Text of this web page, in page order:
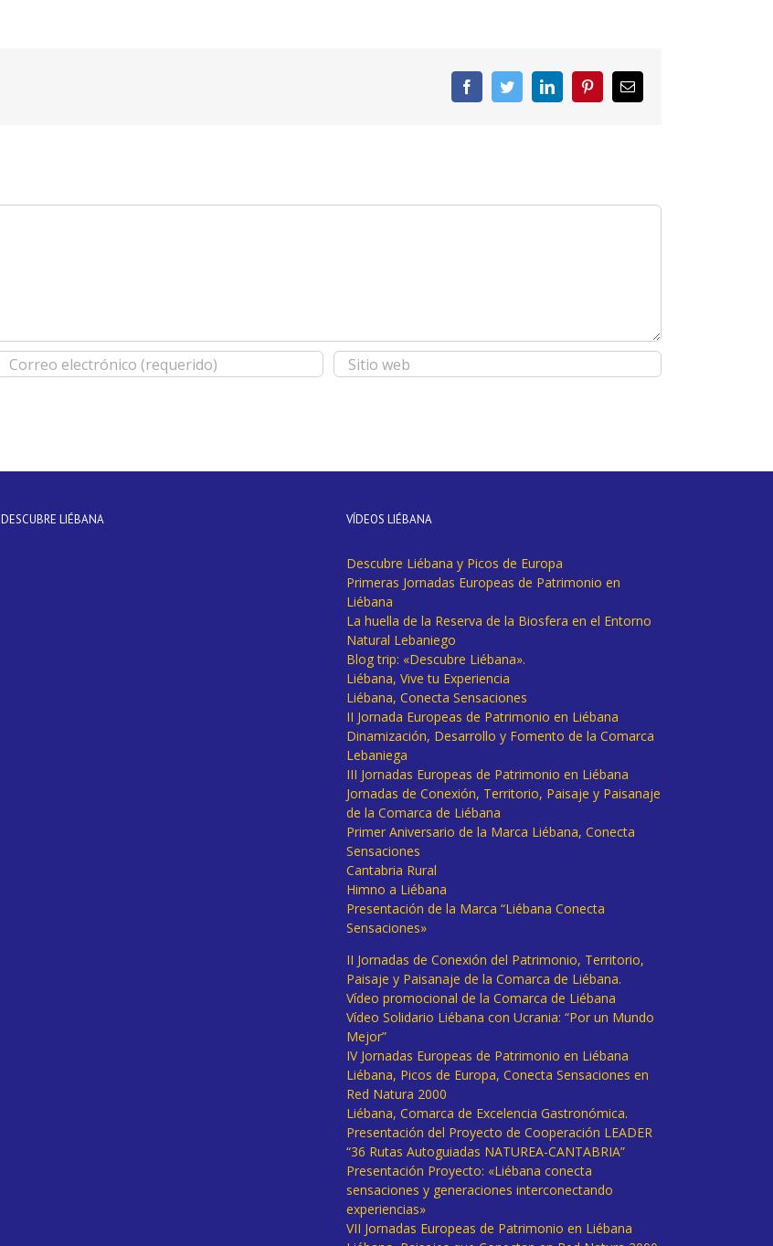
FacebookTwitterLinkedInPinterestCorreo
electrónico
DESCUBRE LIÉBANA VÍDEOS LIÉBANA
Descubre Liébana y Picos de Europa
Primeras Jornadas Europeas de Patrimonio en
Liébana
La huella de la Reserva de la Biosfera en el Entorno
Natural Lebaniego
Blog trip: «Descubre Liébana».
Liébana, Vive tu Experiencia
Liébana, Conecta Sensaciones
II Jornada Europeas de Patrimonio en Liébana
Dinamización, Desarrollo y Fomento de la Comarca
Lebaniega
III Jornadas Europeas de Patrimonio en Liébana
Jornadas de Conexión, Territorio, Paisaje y Paisanaje
de la Comarca de Liébana
Primer Aniversario de la Marca Liébana, Conecta
Sensaciones
Cantabria Rural
Himno a Liébana
Presentación de la Marca “Liébana Conecta
Sensaciones»
II Jornadas de Conexión del Patrimonio, Territorio,
Paisaje y Paisanaje de la Comarca de Liébana.
Vídeo promocional de la Comarca de Liébana
Vídeo Solidario Liébana con Ucrania: “Por un Mundo
Mejor”
IV Jornadas Europeas de Patrimonio en Liébana
Liébana, Picos de Europa, Conecta Sensaciones en
Red Natura 2000
Liébana, Comarca de Excelencia Gastronómica.
Presentación del Proyecto de Cooperación LEADER
“36 Rutas Autoguiadas NATUREA-CANTABRIA”
Presentación Proyecto: «Liébana conecta
sensaciones y generaciones interconectando
experiencias»
VII Jornadas Europeas de Patrimonio en Liébana